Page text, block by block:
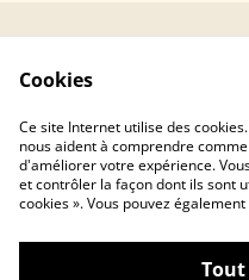
Contacter Mushka
Politique de
confidentialité
Cookies
Ce site Internet utilise des
nous aident à comprendre
d'améliorer votre expérience.
et contrôler la façon dont ils sont
cookies ». Vous pouvez